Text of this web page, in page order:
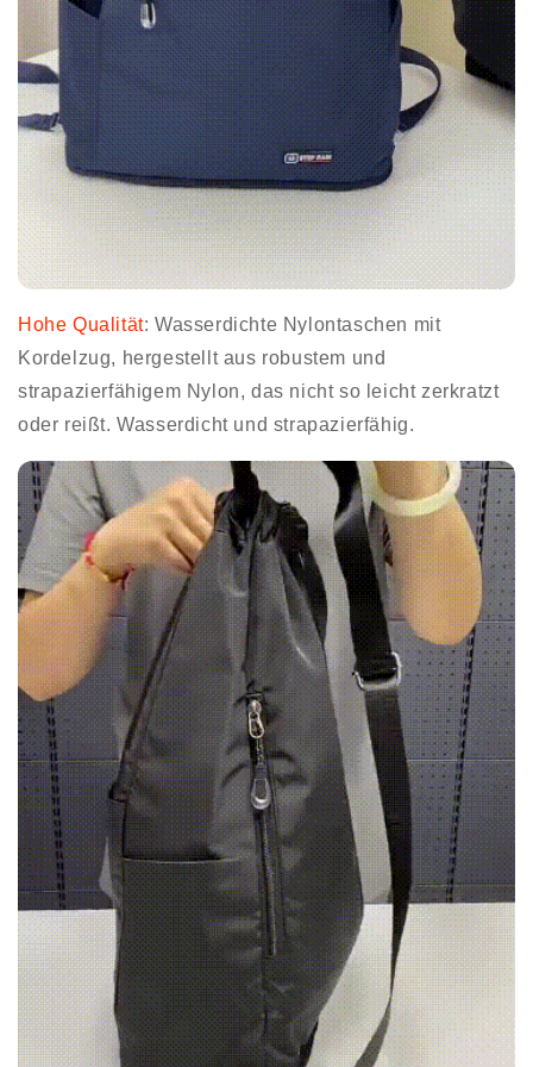
Hohe Qualität: Wasserdichte Nylontaschen mit
Kordelzug, hergestellt aus robustem und
strapazierfähigem Nylon, das nicht so leicht zerkratzt
oder reißt. Wasserdicht und strapazierfähig.